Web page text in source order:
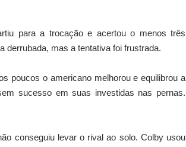
para a trocação e acertou o menos três
derrubada, mas a tentativa foi frustrada.
poucos o americano melhorou e equilibrou a
sucesso em suas investidas nas pernas.
conseguiu levar o rival ao solo. Colby usou